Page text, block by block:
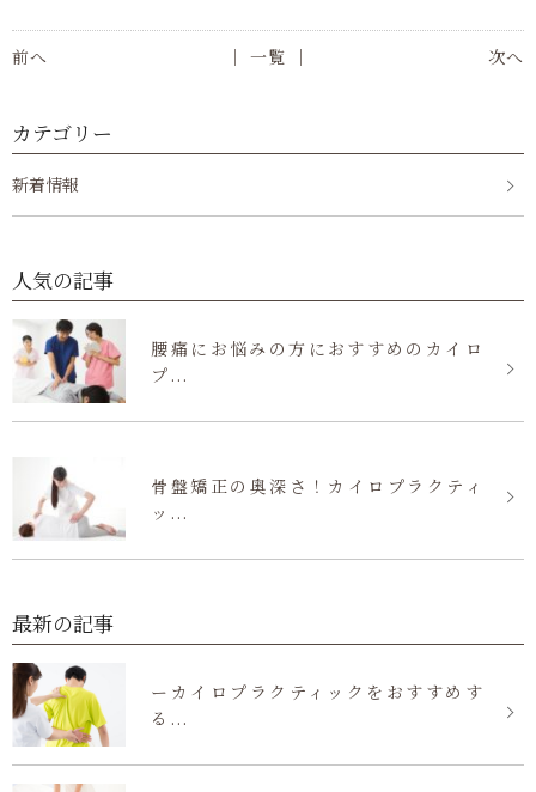
前へ 次へ
│ 一覧 │
カテゴリー
新着情報
人気の記事
腰痛にお悩みの方におすすめのカイロ
プ...
骨盤矯正の奥深さ！カイロプラクティ
ッ...
最新の記事
ーカイロプラクティックをおすすめす
る...